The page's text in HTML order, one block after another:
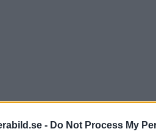
- Do Not Process My